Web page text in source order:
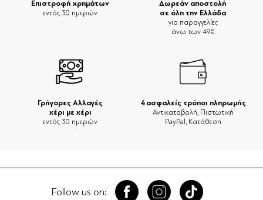
Δωρεάν αποστολή
σε όλη την Ελλάδα
για παραγγελίες
άνω των 49€
Επιστροφή χρημάτων
εντός 30 ημερών
Γρήγορες Αλλαγές
χέρι με χέρι
εντός 30 ημερών
4 ασφαλείς τρόποι πληρωμής
Αντικαταβολή, Πιστωτική
PayPal, Κατάθεση
Follow us on: